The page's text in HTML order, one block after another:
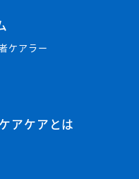
ケアラー
アケアとは